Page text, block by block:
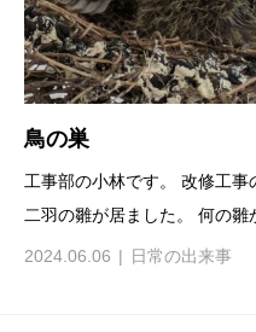
鳥の巣
工事部の小林です。 改修工
二羽の雛が居ました。 何の雛
2024.06.06 日常の出来事